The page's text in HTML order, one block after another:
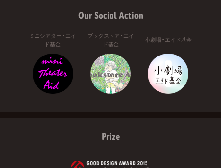
Our Social Action
ミニシアター・エイ
ド基金
ブックストア・エイ
ド基金
小劇場・エイド基金
Prize